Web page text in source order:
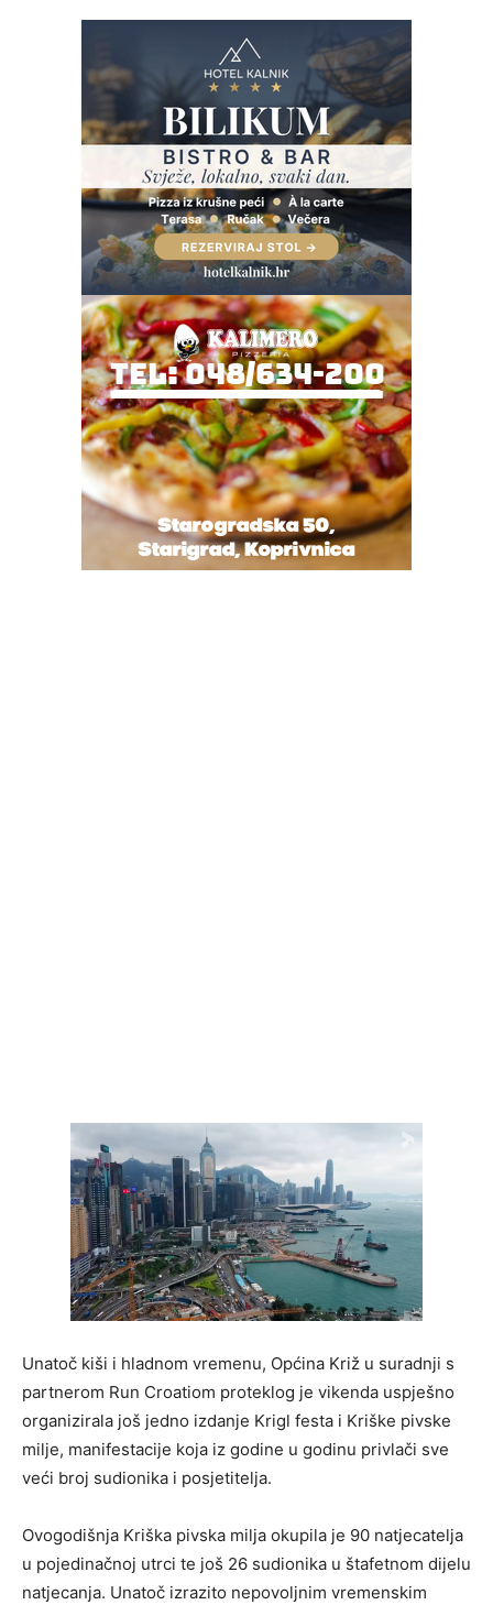
Unatoč kiši i hladnom vremenu, Općina Križ u suradnji s
partnerom Run Croatiom proteklog je vikenda uspješno
organizirala još jedno izdanje Krigl festa i Kriške pivske
milje, manifestacije koja iz godine u godinu privlači sve
veći broj sudionika i posjetitelja.
Ovogodišnja Kriška pivska milja okupila je 90 natjecatelja
u pojedinačnoj utrci te još 26 sudionika u štafetnom dijelu
natjecanja. Unatoč izrazito nepovoljnim vremenskim